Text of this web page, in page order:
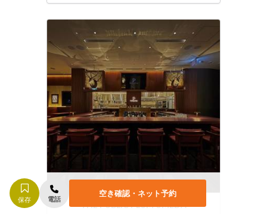
THE PUBLIC PLUM UMEDA
保存 電話
空き確認・ネット予約